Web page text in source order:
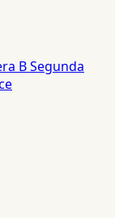
BSegunda